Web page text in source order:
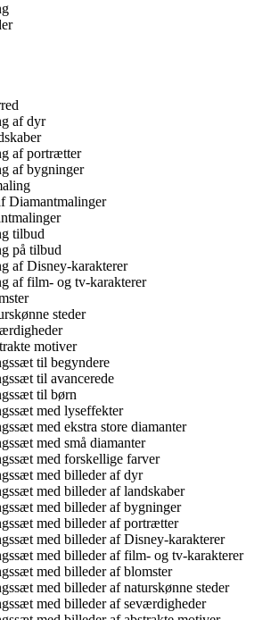
af dyr
af portrætter
af bygninger
Diamantmalinger
tilbud
på tilbud
af Disney-karakterer
af film- og tv-karakterer
steder
motiver
til begyndere
til avancerede
til børn
med lyseffekter
med ekstra store diamanter
med små diamanter
med forskellige farver
med billeder af dyr
med billeder af landskaber
med billeder af bygninger
med billeder af portrætter
med billeder af Disney-karakterer
med billeder af film- og tv-karakterer
med billeder af blomster
med billeder af naturskønne steder
med billeder af seværdigheder